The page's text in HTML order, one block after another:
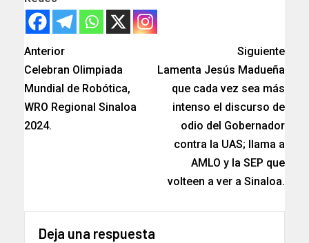
Anterior
Celebran Olimpiada
Mundial de Robótica,
WRO Regional Sinaloa
2024.
Siguiente
Lamenta Jesús Madueña
que cada vez sea más
intenso el discurso de
odio del Gobernador
contra la UAS; llama a
AMLO y la SEP que
volteen a ver a Sinaloa.
Deja una respuesta